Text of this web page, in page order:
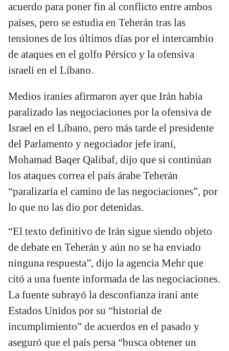
acuerdo para poner fin al conflicto entre ambos
países, pero se estudia en Teherán tras las
tensiones de los últimos días por el intercambio
de ataques en el golfo Pérsico y la ofensiva
israelí en el Líbano.
Medios iraníes afirmaron ayer que Irán había
paralizado las negociaciones por la ofensiva de
Israel en el Líbano, pero más tarde el presidente
del Parlamento y negociador jefe iraní,
Mohamad Baqer Qalibaf, dijo que si continúan
los ataques correa el país árabe Teherán
“paralizaría el camino de las negociaciones”, por
lo que no las dio por detenidas.
“El texto definitivo de Irán sigue siendo objeto
de debate en Teherán y aún no se ha enviado
ninguna respuesta”, dijo la agencia Mehr que
citó a una fuente informada de las negociaciones.
La fuente subrayó la desconfianza iraní ante
Estados Unidos por su “historial de
incumplimiento” de acuerdos en el pasado y
aseguró que el país persa “busca obtener un